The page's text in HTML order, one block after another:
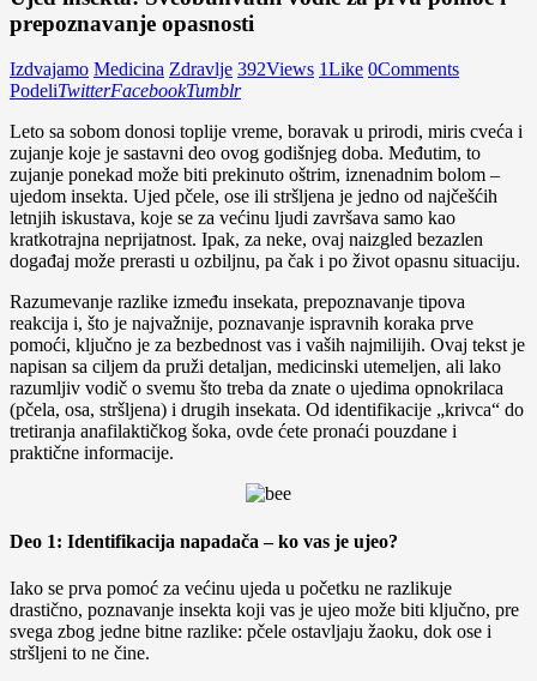
prepoznavanje opasnosti
Izdvajamo Medicina Zdravlje 392Views 1Like 0Comments
PodeliTwitterFacebookTumblr
Leto sa sobom donosi toplije vreme, boravak u prirodi, miris cveća i
zujanje koje je sastavni deo ovog godišnjeg doba. Međutim, to
zujanje ponekad može biti prekinuto oštrim, iznenadnim bolom –
ujedom insekta. Ujed pčele, ose ili stršljena je jedno od najčešćih
letnjih iskustava, koje se za većinu ljudi završava samo kao
kratkotrajna neprijatnost. Ipak, za neke, ovaj naizgled bezazlen
događaj može prerasti u ozbiljnu, pa čak i po život opasnu situaciju.
Razumevanje razlike između insekata, prepoznavanje tipova
reakcija i, što je najvažnije, poznavanje ispravnih koraka prve
pomoći, ključno je za bezbednost vas i vaših najmilijih. Ovaj tekst je
napisan sa ciljem da pruži detaljan, medicinski utemeljen, ali lako
razumljiv vodič o svemu što treba da znate o ujedima opnokrilaca
(pčela, osa, stršljena) i drugih insekata. Od identifikacije „krivca“ do
tretiranja anafilaktičkog šoka, ovde ćete pronaći pouzdane i
praktične informacije.
Deo 1: Identifikacija napadača – ko vas je ujeo?
Iako se prva pomoć za većinu ujeda u početku ne razlikuje
drastično, poznavanje insekta koji vas je ujeo može biti ključno, pre
svega zbog jedne bitne razlike: pčele ostavljaju žaoku, dok ose i
stršljeni to ne čine.